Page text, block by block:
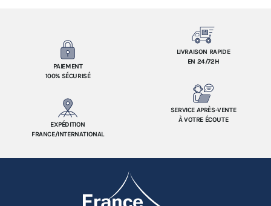
PAIEMENT
100% SÉCURISÉ
LIVRAISON RAPIDE
EN 24/72H
EXPÉDITION
FRANCE/INTERNATIONAL
SERVICE APRÈS-VENTE
À VOTRE ÉCOUTE